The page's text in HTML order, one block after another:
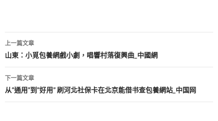
文
章
導
覽
上一篇文章
山東：小覓包養網戲小劇，唱響村落復興曲_中國網
下一篇文章
从“通用”到“好用” 刷河北社保卡在北京能借书查包養網站_中国网